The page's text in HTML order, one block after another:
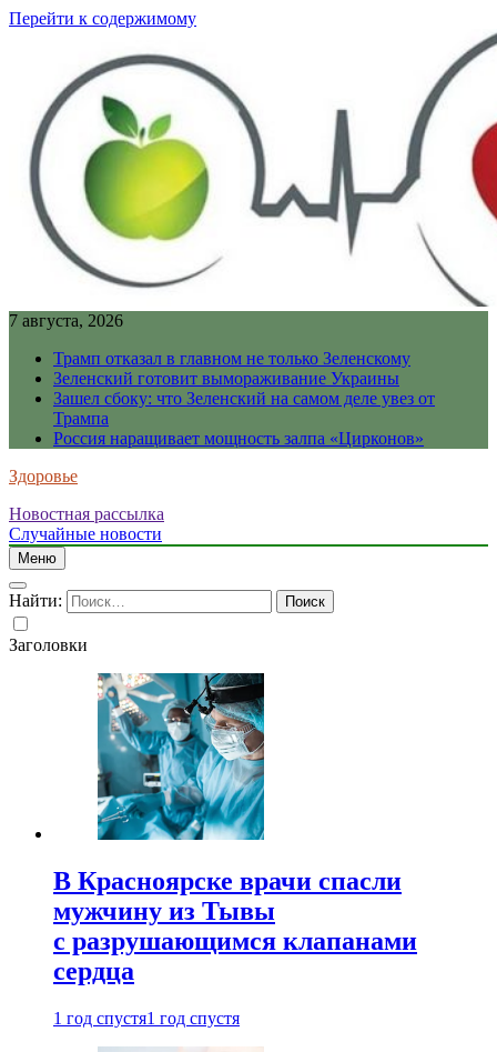
Перейти к содержимому
7 августа, 2026
Трамп отказал в главном не только Зеленскому
Зеленский готовит вымораживание Украины
Зашел сбоку: что Зеленский на самом деле увез от
Трампа
Россия наращивает мощность залпа «Цирконов»
Здоровье
Новостная рассылка
Случайные новости
Меню
Найти:
Заголовки
В Красноярске врачи спасли
мужчину из Тывы
с разрушающимся клапанами
сердца
1 год спустя1 год спустя